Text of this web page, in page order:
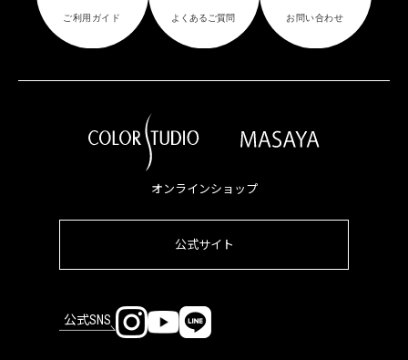
オンラインショップ
公式サイト
公式SNS